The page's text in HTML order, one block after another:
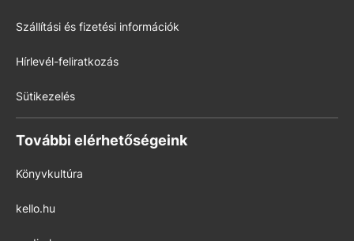
Szállítási és fizetési információk
Hírlevél-feliratkozás
Sütikezelés
További elérhetőségeink
Könyvkultúra
kello.hu